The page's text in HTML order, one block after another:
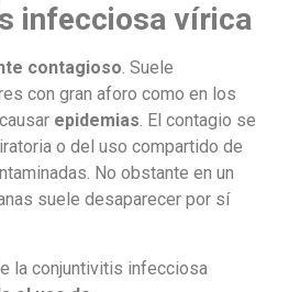
infecciosa vírica
contagioso. Suele
con gran aforo como en los
epidemias. El contagio se
o del uso compartido de
No obstante en un
suele desaparecer por sí
la conjuntivitis infecciosa